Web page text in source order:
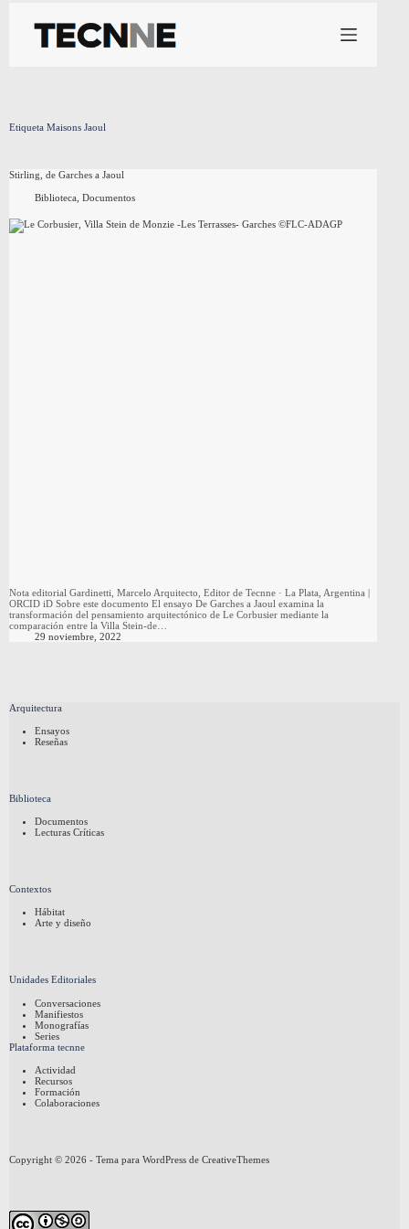
contenido
Etiqueta Maisons Jaoul
Stirling, de Garches a Jaoul
Biblioteca, Documentos
Nota editorial Gardinetti, Marcelo Arquitecto, Editor de Tecnne · La Plata, Argentina |
ORCID iD Sobre este documento El ensayo De Garches a Jaoul examina la
transformación del pensamiento arquitectónico de Le Corbusier mediante la
comparación entre la Villa Stein-de…
29 noviembre, 2022
Arquitectura
Ensayos
Reseñas
Biblioteca
Documentos
Lecturas Críticas
Contextos
Hábitat
Arte y diseño
Unidades Editoriales
Conversaciones
Manifiestos
Monografías
Series
Plataforma tecnne
Actividad
Recursos
Formación
Colaboraciones
Copyright © 2026 - Tema para WordPress de CreativeThemes